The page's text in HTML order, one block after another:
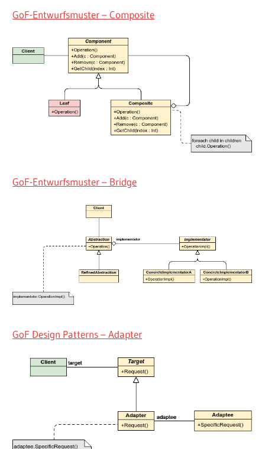
GoF-Entwurfsmuster – Composite
GoF-Entwurfsmuster – Bridge
GoF Design Patterns – Adapter